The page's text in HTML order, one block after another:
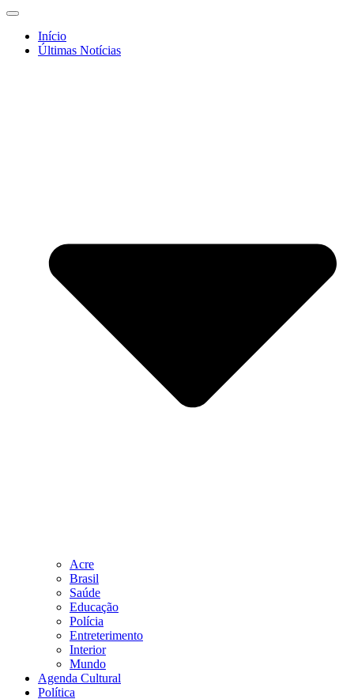
Início
Últimas Notícias
Acre
Brasil
Saúde
Educação
Polícia
Entreterimento
Interior
Mundo
Agenda Cultural
Política